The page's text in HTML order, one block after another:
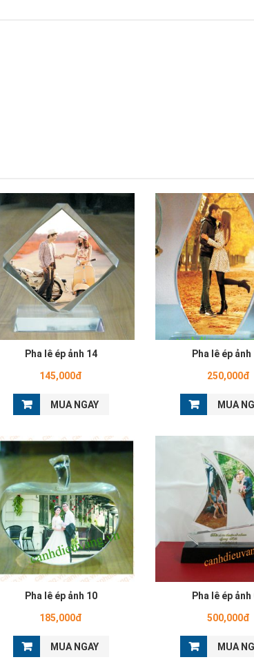
Pha lê ép ảnh 14
145,000đ
MUA NGAY
Pha lê ép ảnh
250,000đ
MUA
Pha lê ép ảnh 10
185,000đ
MUA NGAY
Pha lê ép ảnh
500,000đ
MUA